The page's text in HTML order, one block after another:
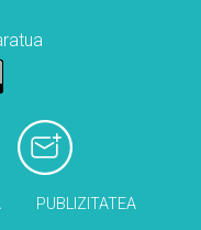
PUBLIZITATEA